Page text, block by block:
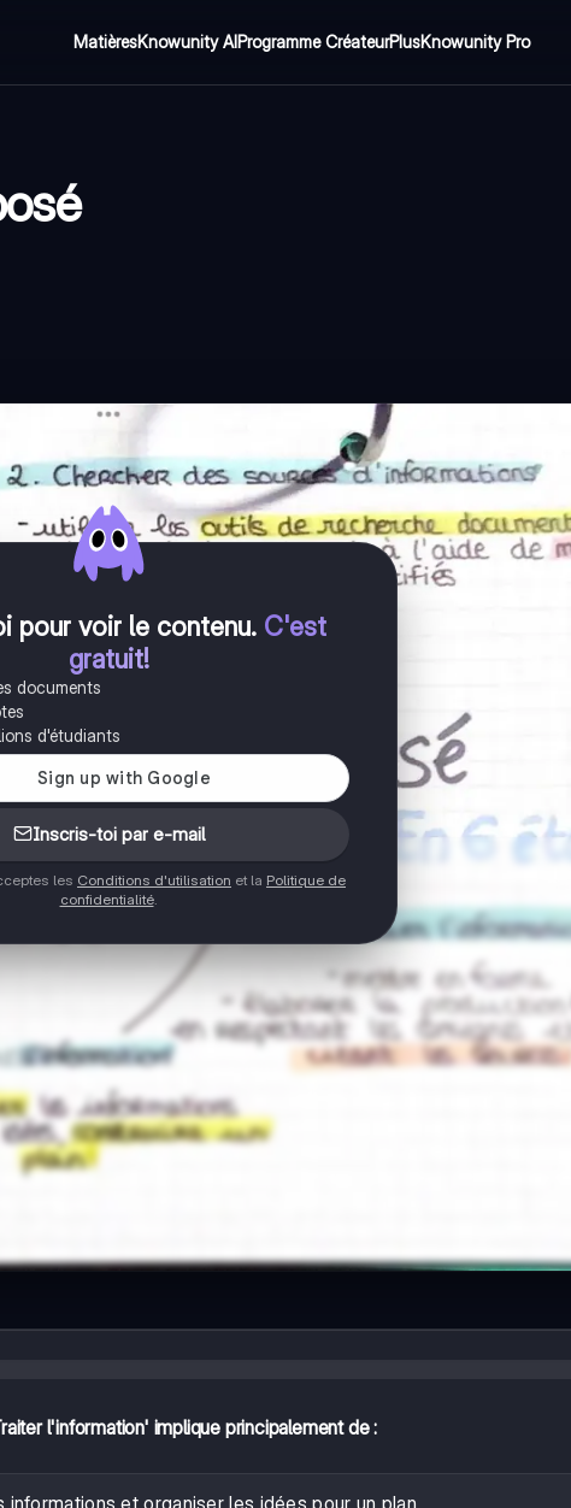
MatièresKnowunity AIProgramme CréateurPlusKnowunity Pro
pour voir le contenu. C'est
gratuit!
documents
d'étudiants
Inscris-toi par e-mail
les Conditions d'utilisation et la Politique de
confidentialité.
l'information' implique principalement de :
informations et organiser les idées pour un plan